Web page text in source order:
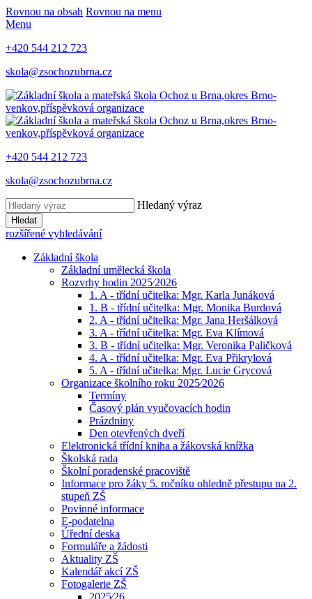
Rovnou na obsah Rovnou na menu
Menu
+420 544 212 723
skola@zsochozubrna.cz
+420 544 212 723
skola@zsochozubrna.cz
Hledaný výraz
Hledat
rozšířené vyhledávání
Základní škola
Základní umělecká škola
Rozvrhy hodin 2025⁄2026
1. A - třídní učitelka: Mgr. Karla Junáková
1. B - třídní učitelka: Mgr. Monika Burdová
2. A - třídní učitelka: Mgr. Jana Heršálková
3. A - třídní učitelka: Mgr. Eva Klímová
3. B - třídní učitelka: Mgr. Veronika Paličková
4. A - třídní učitelka: Mgr. Eva Přikrylová
5. A - třídní učitelka: Mgr. Lucie Grycová
Organizace školního roku 2025⁄2026
Termíny
Časový plán vyučovacích hodin
Prázdniny
Den otevřených dveří
Elektronická třídní kniha a žákovská knížka
Školská rada
Školní poradenské pracoviště
Informace pro žáky 5. ročníku ohledně přestupu na 2.
stupeň ZŠ
Povinné informace
E-podatelna
Úřední deska
Formuláře a žádosti
Aktuality ZŠ
Kalendář akcí ZŠ
Fotogalerie ZŠ
2025⁄26